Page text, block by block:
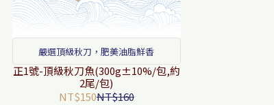
嚴選頂級秋刀，肥美油脂鮮香
正1號-頂級秋刀魚(300g±10%/包,約
2尾/包)
NT$150NT$160